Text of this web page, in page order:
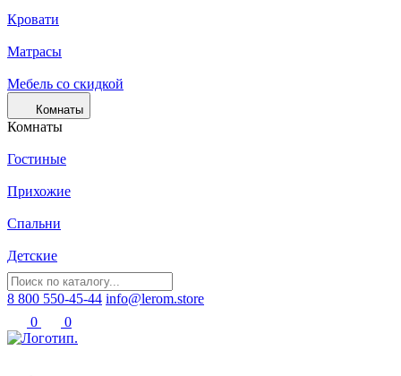
Кровати
Матрасы
Мебель со скидкой
Комнаты
Комнаты
Гостиные
Прихожие
Спальни
Детские
8 800 550-45-44 info@lerom.store
0
0